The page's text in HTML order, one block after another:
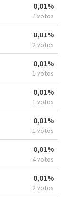
0,01%
4 votos
0,01%
2 votos
0,01%
1 votos
0,01%
1 votos
0,01%
1 votos
0,01%
4 votos
0,01%
2 votos